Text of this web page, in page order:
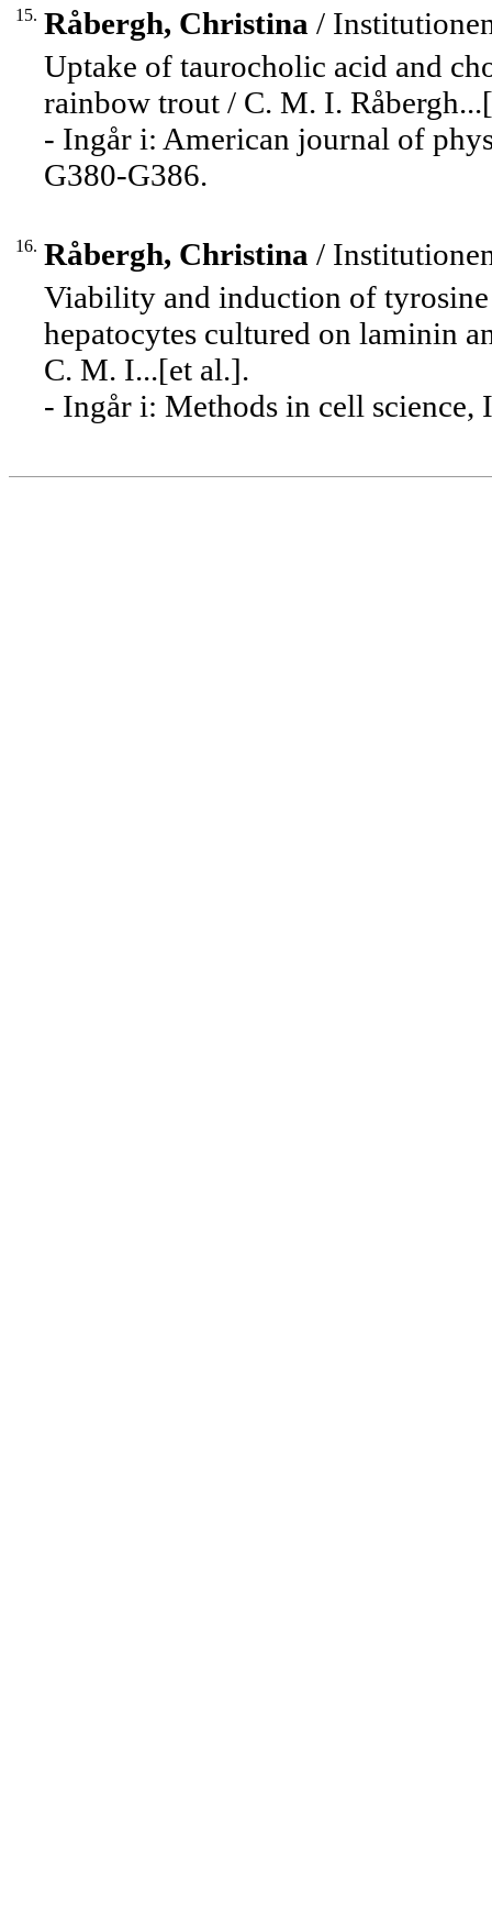
15. Råbergh, Christina /
Uptake of taurocholic acid and
rainbow trout / C. M. I.
- Ingår i: American journal of
G380-G386.
16. Råbergh, Christina /
Viability and induction of
hepatocytes cultured on laminin
C. M. I...[et al.].
- Ingår i: Methods in cell science,